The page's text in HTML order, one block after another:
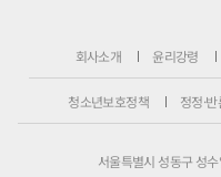
회사소개 윤리강령
청소년보호정책 정정·
서울특별시 성동구 성